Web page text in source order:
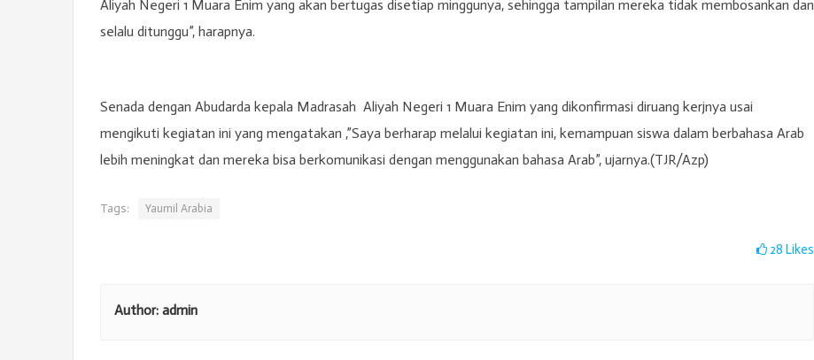
Aliyah Negeri 1 Muara Enim yang akan bertugas disetiap minggunya, sehingga tampilan mereka tidak membosankan dan
selalu ditunggu”, harapnya.
Senada dengan Abudarda kepala Madrasah Aliyah Negeri 1 Muara Enim yang dikonfirmasi diruang kerjnya usai
mengikuti kegiatan ini yang mengatakan ,”Saya berharap melalui kegiatan ini, kemampuan siswa dalam berbahasa Arab
lebih meningkat dan mereka bisa berkomunikasi dengan menggunakan bahasa Arab”, ujarnya.(TJR/Azp)
Tags: Yaumil Arabia
28 Likes
Author: admin